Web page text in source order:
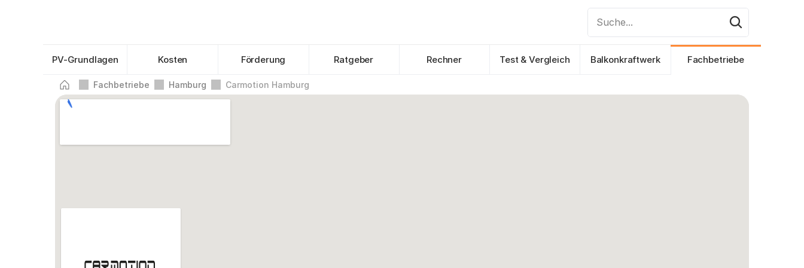
Suche...
PV-Grundlagen Kosten Förderung Ratgeber Rechner Test & Vergleich Balkonkraftwerk Fachbetriebe
Fachbetriebe Hamburg Carmotion Hamburg